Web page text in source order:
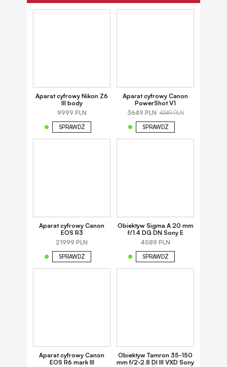
Aparat cyfrowy Nikon Z6
III body
9999 PLN
SPRAWDŹ
Aparat cyfrowy Canon
PowerShot V1
3649 PLN 4349 PLN
SPRAWDŹ
Aparat cyfrowy Canon
EOS R3
21999 PLN
SPRAWDŹ
Obiektyw Sigma A 20 mm
f/1.4 DG DN Sony E
4589 PLN
SPRAWDŹ
Aparat cyfrowy Canon
EOS R6 mark III
Obiektyw Tamron 35-150
mm f/2-2.8 DI III VXD Sony